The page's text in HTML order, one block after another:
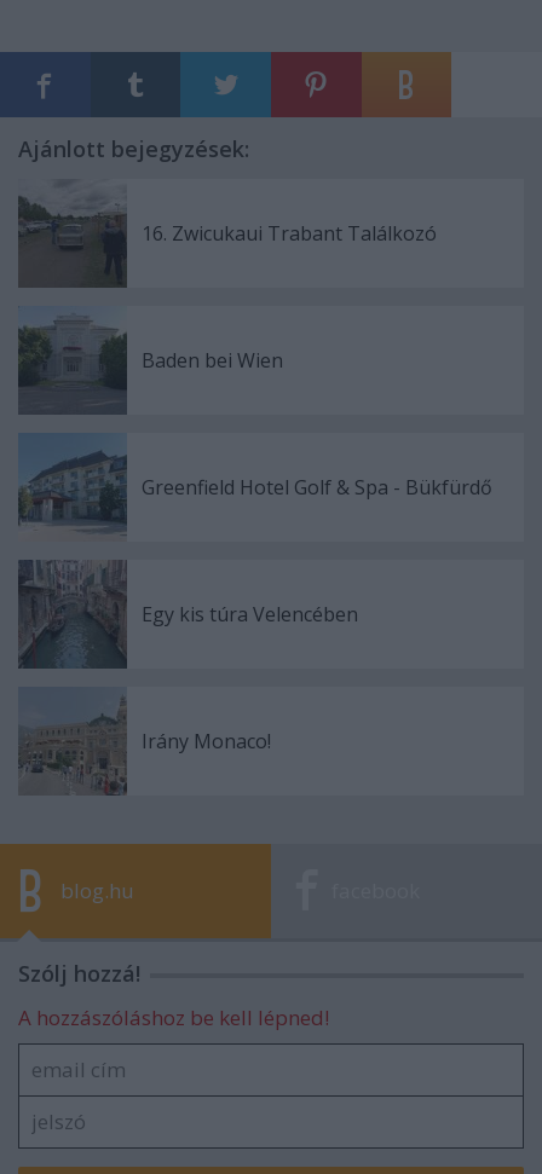
Ajánlott bejegyzések:
16. Zwicukaui Trabant Találkozó
Baden bei Wien
Greenfield Hotel Golf & Spa - Bükfürdő
Egy kis túra Velencében
Irány Monaco!
blog.hu
Szólj hozzá!
A hozzászóláshoz be kell lépned!